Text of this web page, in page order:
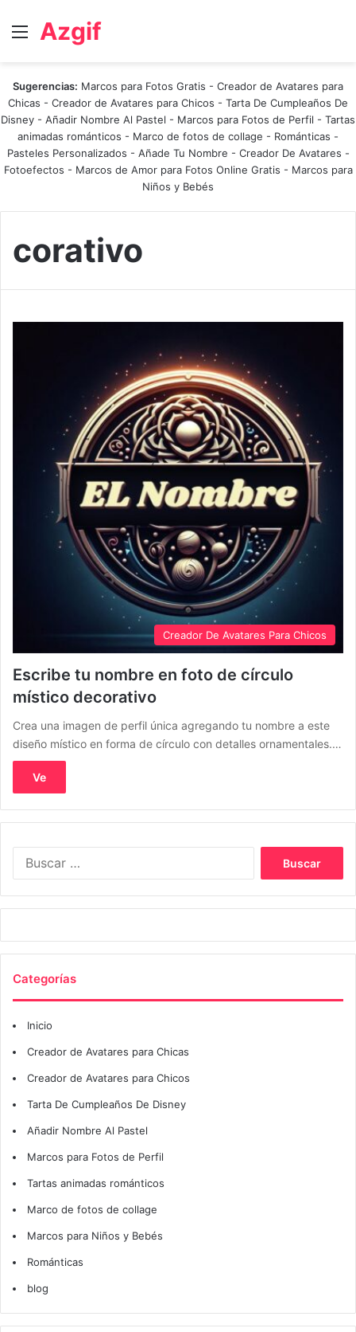
Menú
Azgif
Sugerencias: Marcos para Fotos Gratis - Creador de Avatares para
Chicas - Creador de Avatares para Chicos - Tarta De Cumpleaños De
Disney - Añadir Nombre Al Pastel - Marcos para Fotos de Perfil - Tartas
animadas románticos - Marco de fotos de collage - Románticas -
Pasteles Personalizados - Añade Tu Nombre - Creador De Avatares -
Fotoefectos - Marcos de Amor para Fotos Online Gratis - Marcos para
Niños y Bebés
corativo
Creador De Avatares Para Chicos
Escribe tu nombre en foto de círculo
místico decorativo
Crea una imagen de perfil única agregando tu nombre a este
diseño místico en forma de círculo con detalles ornamentales.…
Ve
Categorías
Inicio
Creador de Avatares para Chicas
Creador de Avatares para Chicos
Tarta De Cumpleaños De Disney
Añadir Nombre Al Pastel
Marcos para Fotos de Perfil
Tartas animadas románticos
Marco de fotos de collage
Marcos para Niños y Bebés
Románticas
blog